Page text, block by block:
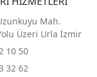
Mah.
Üzeri Urla İzmir
10 50
32 62